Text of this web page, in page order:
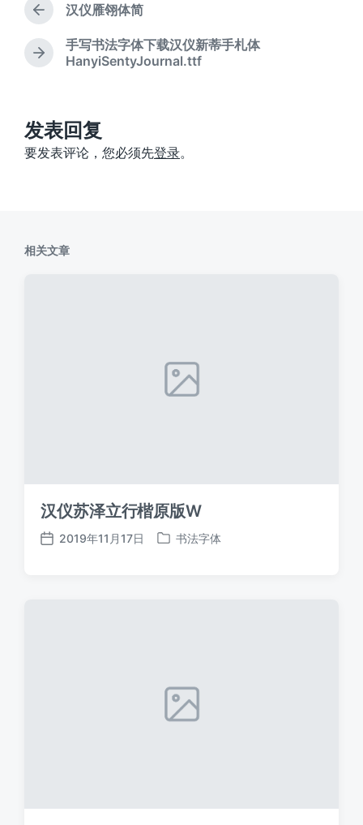
上
文
章
汉仪雁翎体简
下
：
手写书法字体下载汉仪新蒂手札体
HanyiSentyJournal.ttf
发表回复
要发表评论，您必须先登录。
相关文章
汉仪苏泽立行楷原版W
发
2019年11月17日
发
书法字体